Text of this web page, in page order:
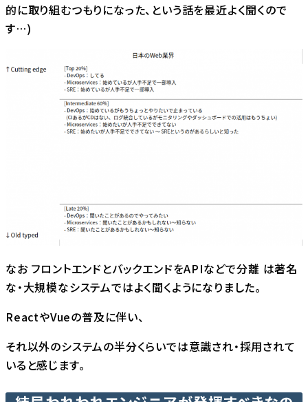
的に取り組むつもりになった、という話を最近よく聞くので
す…)
なお フロントエンドとバックエンドをAPIなどで分離 は著名
な・大規模なシステムではよく聞くようになりました。
ReactやVueの普及に伴い、
それ以外のシステムの半分くらいでは意識され・採用されて
いると感じます。